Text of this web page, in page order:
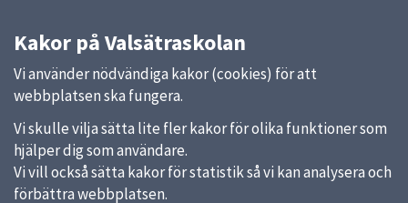
Kakor på Valsätraskolan
Vi använder nödvändiga kakor (cookies) för att
webbplatsen ska fungera.
Vi skulle vilja sätta lite fler kakor för olika funktioner som
hjälper dig som användare.
Vi vill också sätta kakor för statistik så vi kan analysera och
förbättra webbplatsen.